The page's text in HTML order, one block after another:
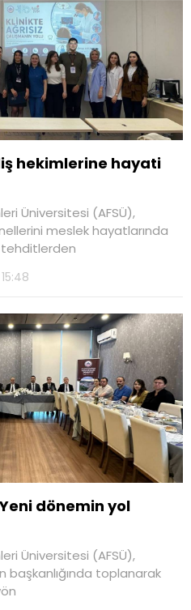
hekimlerine hayati
Üniversitesi (AFSÜ),
meslek hayatlarında
tehditlerden
dönemin yol
Üniversitesi (AFSÜ),
başkanlığında toplanarak